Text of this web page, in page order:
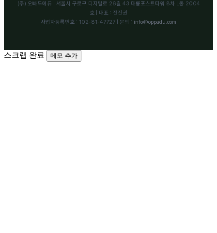
(주) 오빠두에듀 | 서울시 구로구 디지털로 26길 43 대륭포스트타워 8차 L동 2004
호 | 대표 : 전진권
사업자등록번호 : 102-81-47727 | 문의 : info@oppadu.com
스크랩 완료 메모 추가